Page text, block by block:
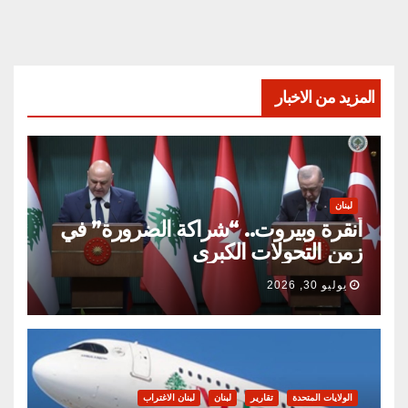
المزيد من الاخبار
لبنان
أنقرة وبيروت.. “شراكة الضرورة” في
زمن التحولات الكبرى
يوليو 30, 2026
الولايات المتحدة تقارير لبنان لبنان الاغتراب